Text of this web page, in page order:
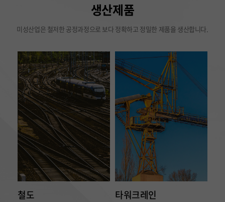
생산제품
미성산업은 철저한 공정과정으로 보다 정확하고 정밀한 제품을 생산합니다.
철도 타워크레인